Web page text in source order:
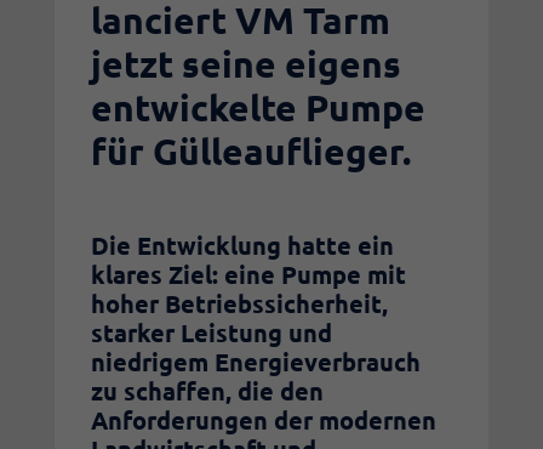
lanciert VM Tarm
jetzt seine eigens
entwickelte Pumpe
für Gülleauflieger.
Die Entwicklung hatte ein
klares Ziel: eine Pumpe mit
hoher Betriebssicherheit,
starker Leistung und
niedrigem Energieverbrauch
zu schaffen, die den
Anforderungen der modernen